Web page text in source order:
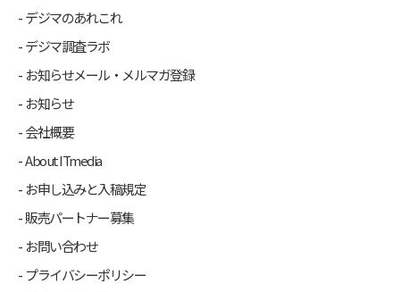
デジマのあれこれ
デジマ調査ラボ
お知らせメール・メルマガ登録
お知らせ
会社概要
About ITmedia
お申し込みと入稿規定
販売パートナー募集
お問い合わせ
プライバシーポリシー